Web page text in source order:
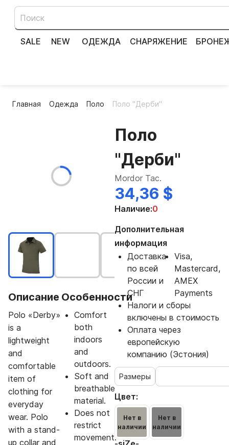
SALE NEW ОДЕЖДА СНАРЯЖЕНИЕ
Главная Одежда Поло Поло "Дерби"
Описание
Polo «Derby»
is a
lightweight
and
comfortable
item of
clothing for
everyday
wear. Polo
with a stand-
up collar and
Особенности
Comfort
both
indoors
and
outdoors.
Soft and
breathable
material.
Does not
restrict
movement.
Поло
"Дерби"
Mordor Tac.
34,36 $
Наличие:0
Дополнительная
информация
Доставка
по всей
России и
СНГ
Visa,
Mastercard,
AMEX
Payments
Налоги и сборы
включены в стоимость
Оплата через
европейскую
компанию (Эстония)
Размеры
Цвет:
Нет в
наличии
Нет в
наличии